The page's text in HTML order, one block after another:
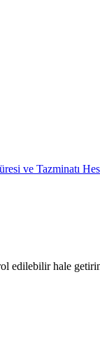
ve Tazminatı
edilebilir hale